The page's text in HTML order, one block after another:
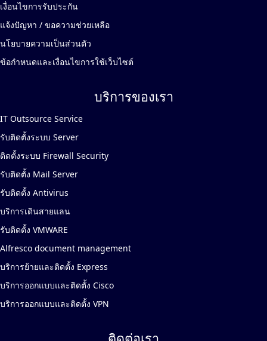
เงื่อนไขการรับประกัน
แจ้งปัญหา / ขอความช่วยเหลือ
นโยบายความเป็นส่วนตัว
ข้อกำหนดและเงื่อนไขการใช้เว็บไซต์
บริการของเรา
IT Outsource Service
รับติดตั้งระบบ Server
ติดตั้งระบบ Firewall Security
รับติดตั้ง Mail Server
รับติดตั้ง Antivirus
บริการเดินสายแลน
รับติดตั้ง VMWARE
Alfresco document management
บริการย้ายและติดตั้ง Express
บริการออกแบบและติดตั้ง Cisco
บริการออกแบบและติดตั้ง VPN